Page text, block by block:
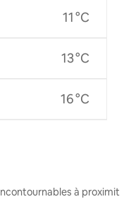
11 °C
13 °C
16 °C
à